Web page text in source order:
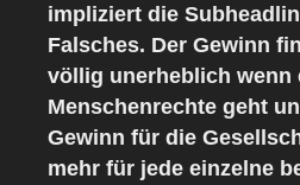
impliziert die
Falsches. Der Gewinn
völlig unerheblich wenn
Menschenrechte geht
Gewinn für die
mehr für jede einzelne